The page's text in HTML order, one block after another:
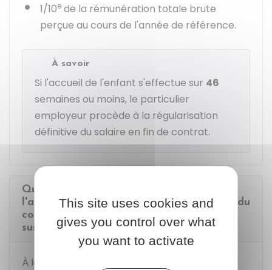
1/10e de la rémunération totale brute
perçue au cours de l'année de référence.
À savoir
Si l'accueil de l'enfant s'effectue sur 46
semaines ou moins, le particulier
employeur procède à la régularisation
définitive du salaire en fin de contrat.
Quels documents doit-on donner à
l'assistante maternelle en cas de rupture du
contrat suite à une modification,
suspension ou retrait d'agrément ?
À la date de fin du contrat de travail, le
This site uses cookies and
gives you control over what
you want to activate